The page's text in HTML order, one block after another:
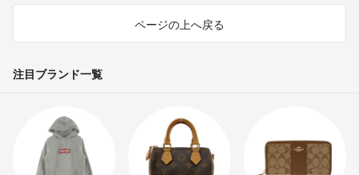
ページの上へ戻る
注目ブランド一覧